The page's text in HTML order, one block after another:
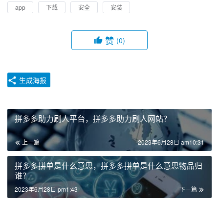
app 下载 安全 安装
赞 (0)
生成海报
拼多多助力刷人平台，拼多多助力刷人网站？
上一篇 2023年6月28日 am10:31
拼多多拼单是什么意思，拼多多拼单是什么意思物品归
谁？
下一篇
2023年6月28日 pm1:43